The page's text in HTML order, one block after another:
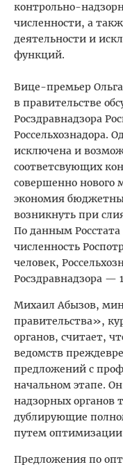
контрольно-
численности, а
деятельности и
функций.
Вице-премьер Ольга
в правительстве
Росздравнадзора
Россельхознадора.
исключена и
соответсвующих
совершенно нового
экономия
возникнуть при
По данным Росстата
численность
человек,
Росздравнадзора —
Михаил Абызов,
правительства»,
органов, считает,
ведомств
предложений с
начальном этапе.
надзорных органов
дублирующие
путем оптимизации
Предложения по